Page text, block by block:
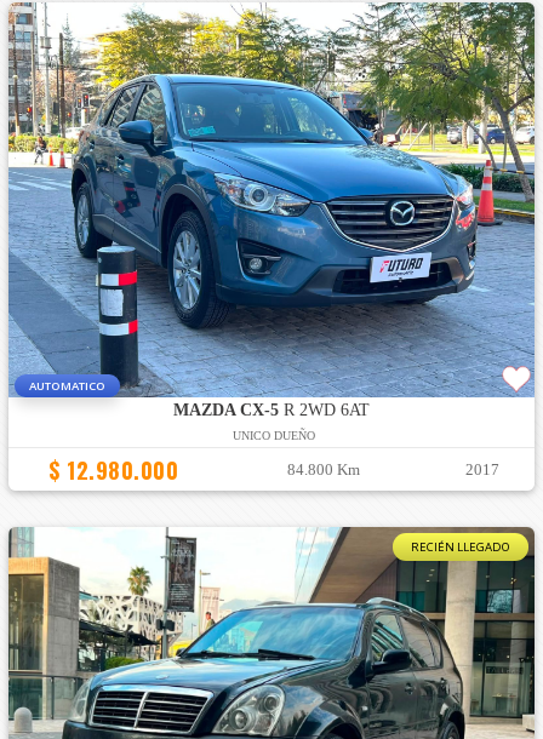
AUTOMATICO
MAZDA CX-5 R 2WD 6AT
UNICO DUEÑO
$ 12.980.000 84.800 Km 2017
RECIÉN LLEGADO